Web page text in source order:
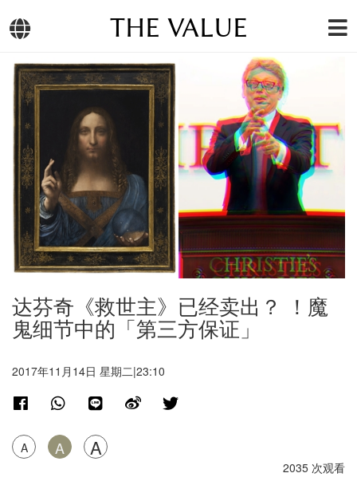
THE VALUE
达芬奇《救世主》已经卖出？ ！魔
鬼细节中的「第三方保证」
2017年11月14日 星期二|23:10
A A A
2035 次观看